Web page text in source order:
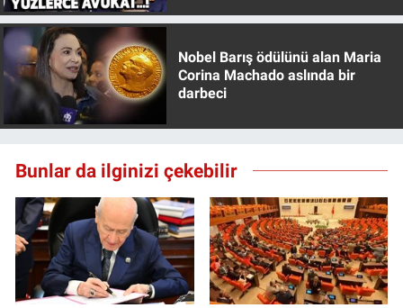
Nobel Barış ödülünü alan Maria
Corina Machado aslında bir
darbeci
Bunlar da ilginizi çekebilir